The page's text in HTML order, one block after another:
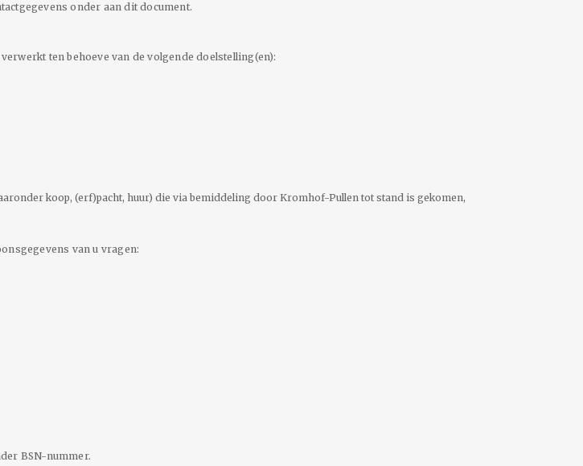
onder aan dit document.
ten behoeve van de volgende doelstelling(en):
koop, (erf)pacht, huur) die via bemiddeling door Kromhof-Pullen tot stand is gekomen,
van u vragen:
BSN-nummer.